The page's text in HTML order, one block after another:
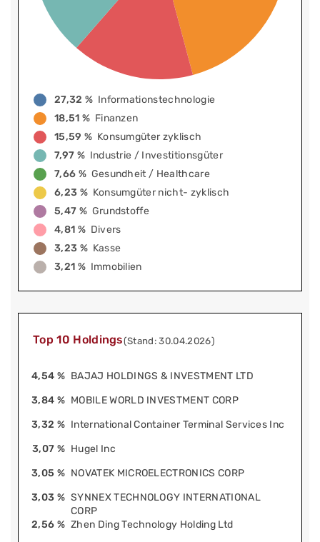
27,32 % Informationstechnologie
18,51 % Finanzen
15,59 % Konsumgüter zyklisch
7,97 % Industrie / Investitionsgüter
7,66 % Gesundheit / Healthcare
6,23 % Konsumgüter nicht- zyklisch
5,47 % Grundstoffe
4,81 % Divers
3,23 % Kasse
3,21 % Immobilien
Top 10 Holdings(Stand: 30.04.2026)
4,54 % BAJAJ HOLDINGS & INVESTMENT LTD
3,84 % MOBILE WORLD INVESTMENT CORP
3,32 % International Container Terminal Services Inc
3,07 % Hugel Inc
3,05 % NOVATEK MICROELECTRONICS CORP
3,03 % SYNNEX TECHNOLOGY INTERNATIONAL
CORP
2,56 % Zhen Ding Technology Holding Ltd